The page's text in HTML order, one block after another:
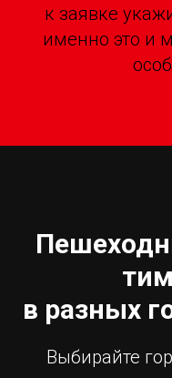
к заявке
именно это и
в разных
Выбирайте